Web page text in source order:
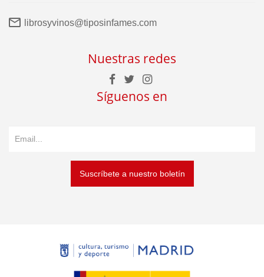
librosyvinos@tiposinfames.com
Nuestras redes
Síguenos en
Suscríbete a nuestro boletín